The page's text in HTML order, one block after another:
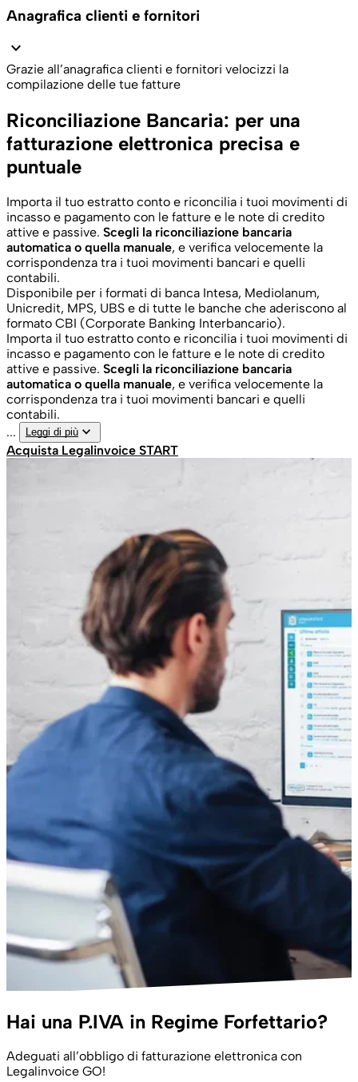
Anagrafica clienti e fornitori
expand_more
Grazie all’anagrafica clienti e fornitori velocizzi la
compilazione delle tue fatture
Riconciliazione Bancaria: per una
fatturazione elettronica precisa e
puntuale
Importa il tuo estratto conto e riconcilia i tuoi movimenti di
incasso e pagamento con le fatture e le note di credito
attive e passive. Scegli la riconciliazione bancaria
automatica o quella manuale, e verifica velocemente la
corrispondenza tra i tuoi movimenti bancari e quelli
contabili.
Disponibile per i formati di banca Intesa, Mediolanum,
Unicredit, MPS, UBS e di tutte le banche che aderiscono al
formato CBI (Corporate Banking Interbancario).
Importa il tuo estratto conto e riconcilia i tuoi movimenti di
incasso e pagamento con le fatture e le note di credito
attive e passive. Scegli la riconciliazione bancaria
automatica o quella manuale, e verifica velocemente la
corrispondenza tra i tuoi movimenti bancari e quelli
contabili.
...
Leggi di più keyboard_arrow_down
Acquista Legalinvoice START
Hai una P.IVA in Regime Forfettario?
Adeguati all’obbligo di fatturazione elettronica con
Legalinvoice GO!